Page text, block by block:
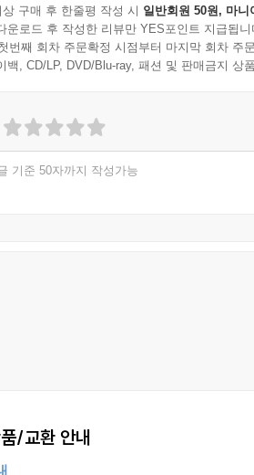
상 구매 후 한줄평 작성 시 일반회원 50원, 마니
운로드 후 작성한 리뷰만 YES포인트 지급됩니
번째 회차 주문확정 시점부터 마지막 회차 주
백, CD/LP, DVD/Blu-ray, 패션 및 판매금지 상
기준 50자까지 작성가능
/교환 안내